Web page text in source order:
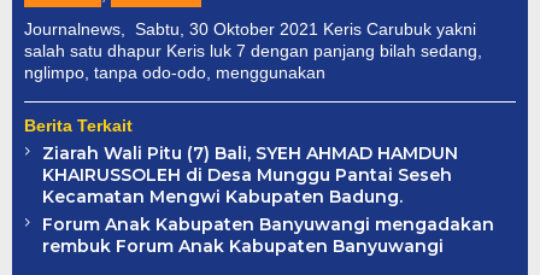
Journalnews, Sabtu, 30 Oktober 2021 Keris Carubuk yakni
salah satu dhapur Keris luk 7 dengan panjang bilah sedang,
nglimpo, tanpa odo-odo, menggunakan
Berita Terkait
Ziarah Wali Pitu (7) Bali, SYEH AHMAD HAMDUN
KHAIRUSSOLEH di Desa Munggu Pantai Seseh
Kecamatan Mengwi Kabupaten Badung.
Forum Anak Kabupaten Banyuwangi mengadakan
rembuk Forum Anak Kabupaten Banyuwangi
SUMBERANYAR
BERSHALAWAT: